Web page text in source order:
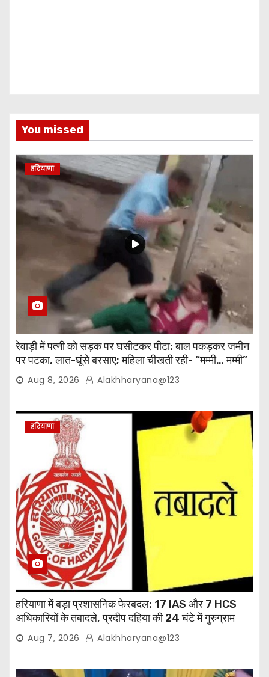
You missed
हरियाणा
रेवाड़ी में पत्नी को सड़क पर घसीटकर पीटा: बाल पकड़कर जमीन
पर पटका, लात-घूंसे बरसाए; महिला चीखती रही- “मम्मी… मम्मी”
Aug 8, 2026 Alakhharyana@123
हरियाणा
हरियाणा में बड़ा प्रशासनिक फेरबदल: 17 IAS और 7 HCS
अधिकारियों के तबादले, प्रदीप दहिया की 24 घंटे में गुरुग्राम
वापसीAug 7, 2026 Alakhharyana@123